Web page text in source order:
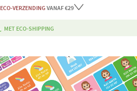
ECO-VERZENDING VANAF €29
MET ECO-SHIPPING